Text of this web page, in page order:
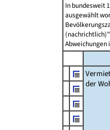
In bundesweit
ausgewählt
Abweichungen
der